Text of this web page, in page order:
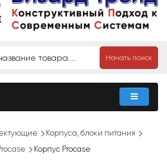
Начать поиск
Корпуса, блоки питания
Корпус Procase